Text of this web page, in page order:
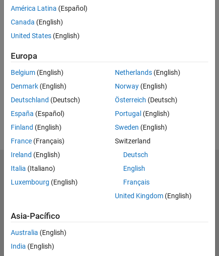
UP NEXT
View more related videos
América Latina (Español)
Canada (English)
United States (English)
Europa
Belgium (English)
Denmark (English)
Deutschland (Deutsch)
España (Español)
Finland (English)
France (Français)
Ireland (English)
Italia (Italiano)
Luxembourg (English)
Netherlands(English)
Norway(English)
Österreich (Deutsch)
Portugal (English)
Sweden (English)
Switzerland
Deutsch
English
Français
United Kingdom(English)
Asia-Pacífico
Australia (English)
India (English)
MathWorks
Probar o comprar
Aprender a utilizar